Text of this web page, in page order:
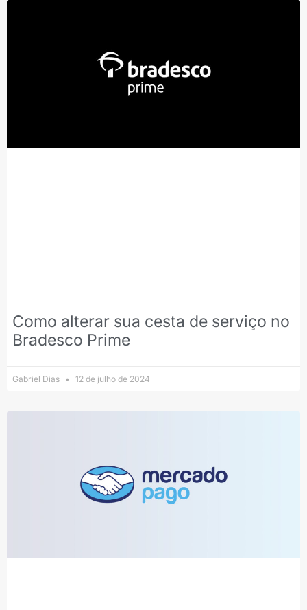
Como alterar sua cesta de serviço no
Bradesco Prime
Gabriel Dias 12 de julho de 2024